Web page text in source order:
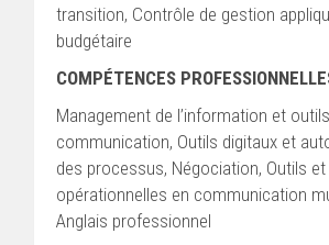
transition, Contrôle de gestion
budgétaire
COMPÉTENCES
Management de l’information et
communication, Outils digitaux et
des processus, Négociation, Outils
opérationnelles en communication
Anglais professionnel